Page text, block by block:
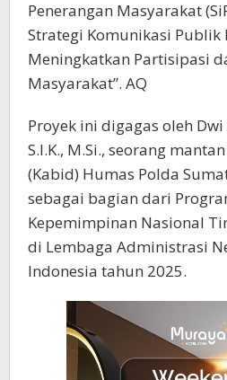
Penerangan Masyarakat
Strategi Komunikasi Publik
Meningkatkan Partisipasi
Masyarakat”. AQ
Proyek ini digagas oleh Dwi
S.I.K., M.Si., seorang
(Kabid) Humas Polda
sebagai bagian dari
Kepemimpinan Nasional
di Lembaga Administrasi
Indonesia tahun 2025.